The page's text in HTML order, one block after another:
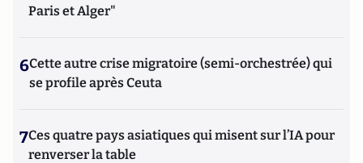
Paris et Alger"
6Cette autre crise migratoire (semi-orchestrée) qui
se profile après Ceuta
7Ces quatre pays asiatiques qui misent sur l’IA pour
renverser la table